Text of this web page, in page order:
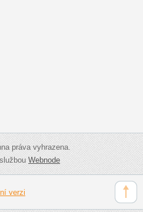
práva vyhrazena.
Webnode
verzi